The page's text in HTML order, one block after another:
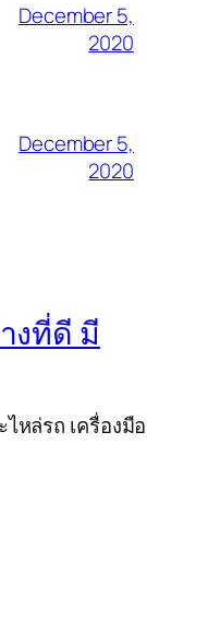
December 5,
2020
December 5,
2020
งที่ดี มี
หล่รถ เครื่องมือ